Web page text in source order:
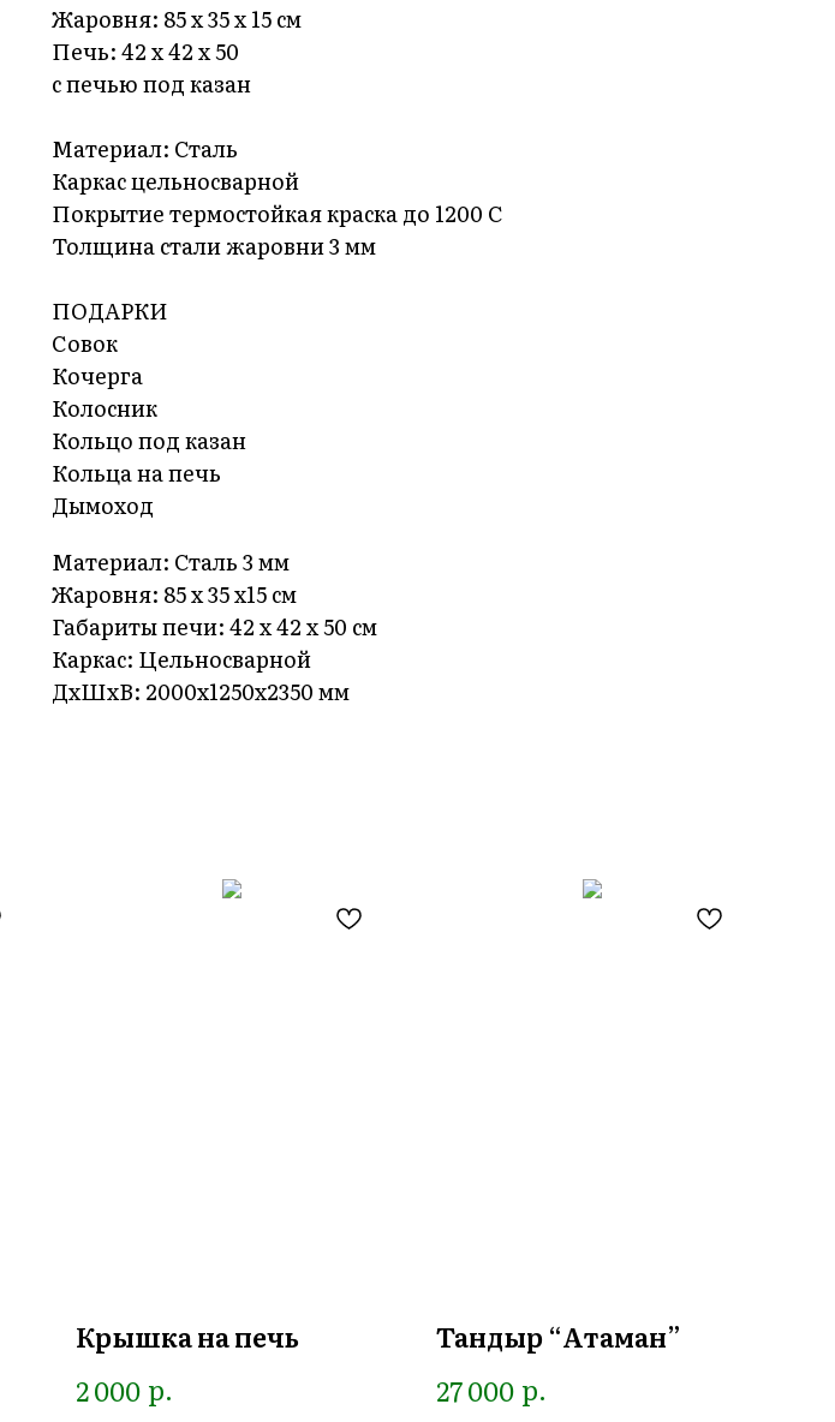
Жаровня: 85 х 35 х 15 см
Печь: 42 х 42 х 50
с печью под казан
Материал: Сталь
Каркас цельносварной
Покрытие термостойкая краска до 1200 С
Толщина стали жаровни 3 мм
ПОДАРКИ
Совок
Кочерга
Колосник
Кольцо под казан
Кольца на печь
Дымоход
Материал: Сталь 3 мм
Жаровня: 85 х 35 х15 см
Габариты печи: 42 х 42 х 50 см
Каркас: Цельносварной
ДxШxВ: 2000x1250x2350 мм
Крышка на печь
2 000 р.
Тандыр “Атаман”
27 000 р.